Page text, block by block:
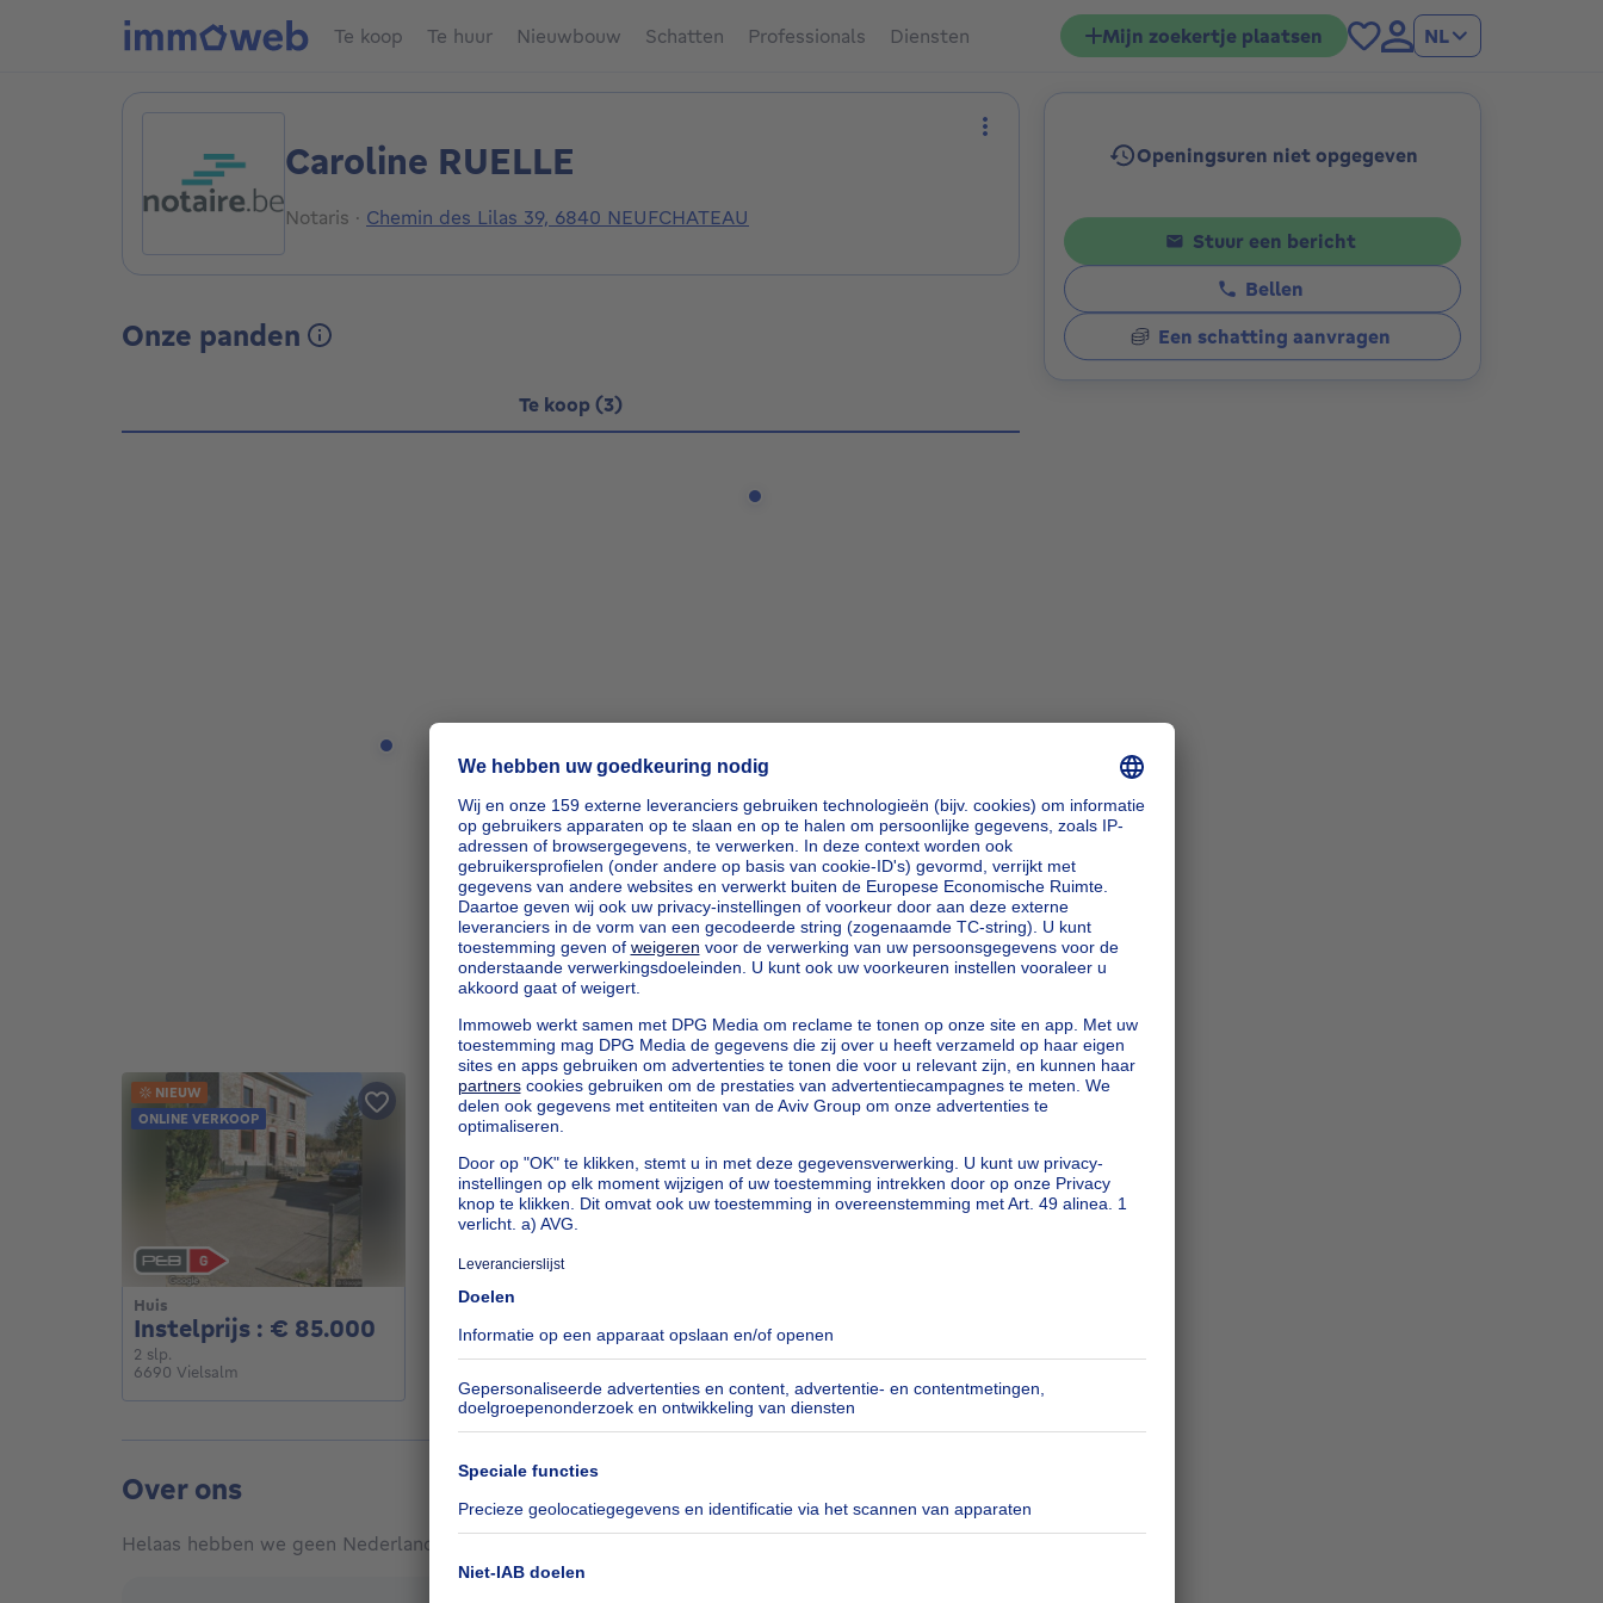
Te koop Te huur Nieuwbouw Schatten Professionals Diensten Mijn zoekertje plaatsen NL
Caroline RUELLE
Notaris · Chemin des Lilas 39, 6840 NEUFCHATEAU
Onze panden
Te koop (3)
ipp_action_zoomIn
ipp_action_zoomOut
Huis
Instelprijs : € 85.000 Instelprijs : 85000€
2 slp.
6690 Vielsalm
NIEUW
ONLINE VERKOOP
Huis
Instelprijs : € 45.000Instelprijs : 45000€
4 slp.
ONLINE VERKOOP
€ 150.000
4 slp.
NOTARIS
Over ons
Helaas hebben we geen Nederlandse vertaling ontvangen voor deze tekst.
Openingsuren niet opgegeven
Stuur een bericht
Bellen
Een schatting aanvragen